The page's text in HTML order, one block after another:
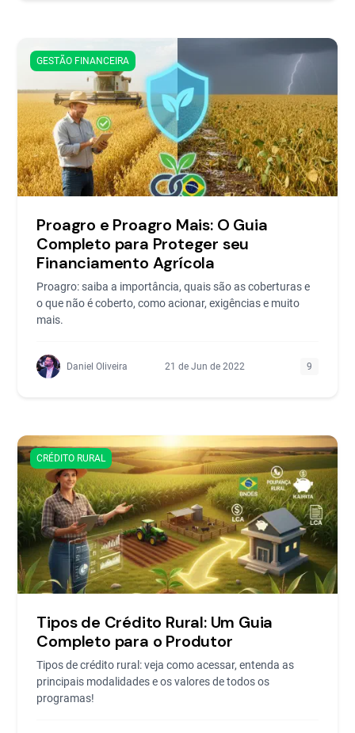
GESTÃO FINANCEIRA
Proagro e Proagro Mais: O Guia
Completo para Proteger seu
Financiamento Agrícola
Proagro: saiba a importância, quais são as coberturas e
o que não é coberto, como acionar, exigências e muito
mais.
Daniel Oliveira 21 de Jun de 2022 9
CRÉDITO RURAL
Tipos de Crédito Rural: Um Guia
Completo para o Produtor
Tipos de crédito rural: veja como acessar, entenda as
principais modalidades e os valores de todos os
programas!